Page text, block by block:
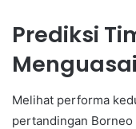
Prediksi
Melihat performa
pertandingan